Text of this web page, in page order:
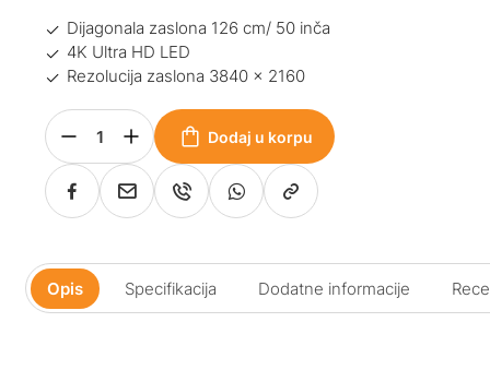
Dijagonala zaslona 126 cm/ 50 inča
4K Ultra HD LED
Rezolucija zaslona 3840 x 2160
Dodaj u korpu
Opis Specifikacija Dodatne informacije